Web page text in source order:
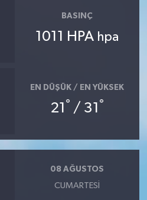
BASINÇ
1011 HPA hpa
EN DÜŞÜK / EN YÜKSEK
21 ° / 31 °
08 AĞUSTOS
CUMARTESI